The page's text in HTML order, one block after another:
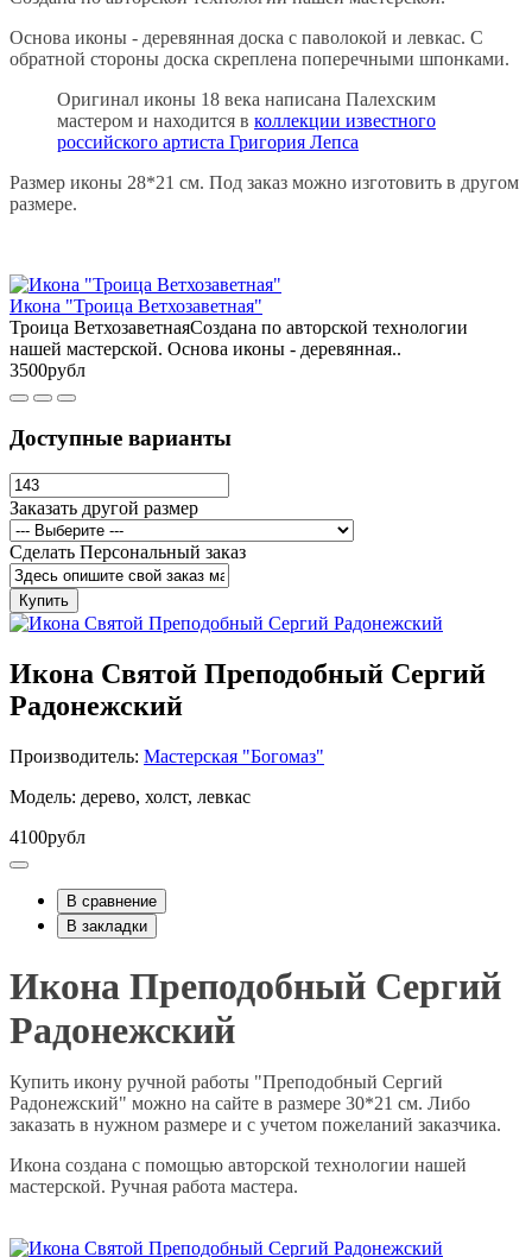
Основа иконы - деревянная доска с паволокой и левкас. С
обратной стороны доска скреплена поперечными шпонками.
Оригинал иконы 18 века написана Палехским
мастером и находится в коллекции известного
российского артиста Григория Лепса
Размер иконы 28*21 см. Под заказ можно изготовить в другом
размере.
Икона "Троица Ветхозаветная"
Троица ВетхозаветнаяСоздана по авторской технологии
нашей мастерской. Основа иконы - деревянная..
3500рубл
Доступные варианты
Заказать другой размер
Сделать Персональный заказ
Купить
Икона Святой Преподобный Сергий
Радонежский
Производитель: Мастерская "Богомаз"
Модель: дерево, холст, левкас
4100рубл
В сравнение
В закладки
Икона Преподобный Сергий
Радонежский
Купить икону ручной работы "Преподобный Сергий
Радонежский" можно на сайте в размере 30*21 см. Либо
заказать в нужном размере и с учетом пожеланий заказчика.
Икона создана с помощью авторской технологии нашей
мастерской. Ручная работа мастера.